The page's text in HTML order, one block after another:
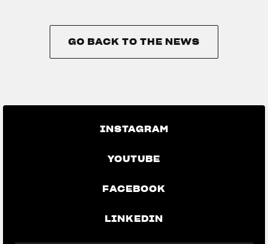
GO BACK TO THE NEWS
INSTAGRAM
YOUTUBE
FACEBOOK
LINKEDIN